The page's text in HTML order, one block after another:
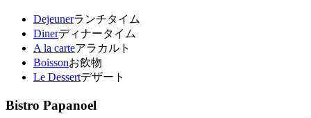
Dejeunerランチタイム
Dinerディナータイム
A la carteアラカルト
Boissonお飲物
Le Dessertデザート
Bistro Papanoel